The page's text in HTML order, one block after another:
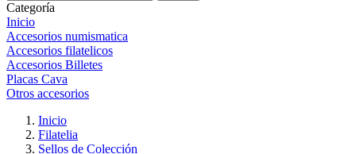
Categoría
Inicio
Accesorios numismatica
Accesorios filatelicos
Accesorios Billetes
Placas Cava
Otros accesorios
Inicio
Filatelia
Sellos de Colección